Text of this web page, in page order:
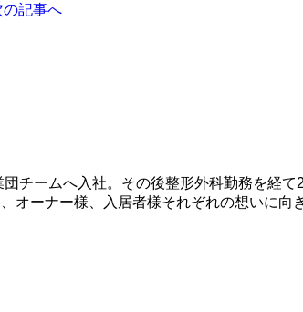
の記事へ
チームへ入社。その後整形外科勤務を経
ーナー様、入居者様それぞれの想いに向